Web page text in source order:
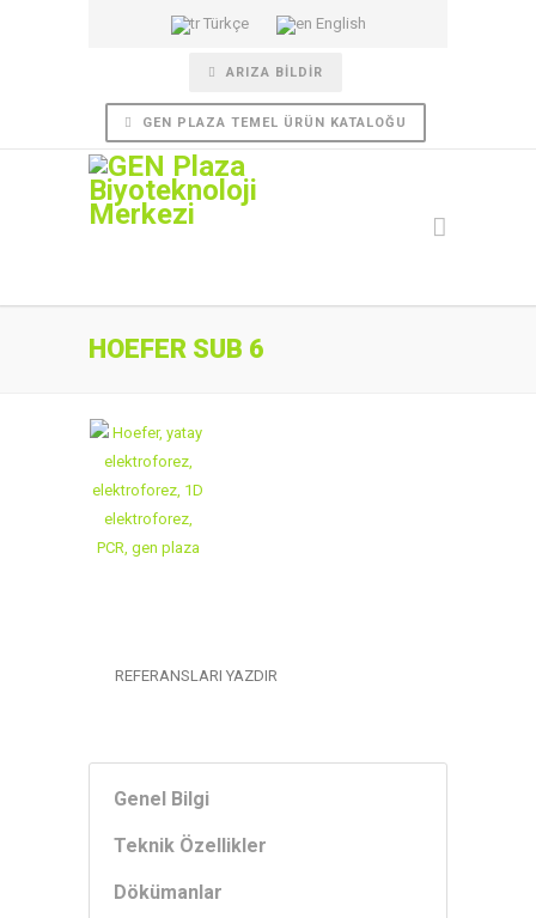
Türkçe English
ARIZA BILDIR
GEN PLAZA TEMEL ÜRÜN KATALOĞU
HOEFER SUB 6
REFERANSLARI YAZDIR
Genel Bilgi
Teknik Özellikler
Dökümanlar